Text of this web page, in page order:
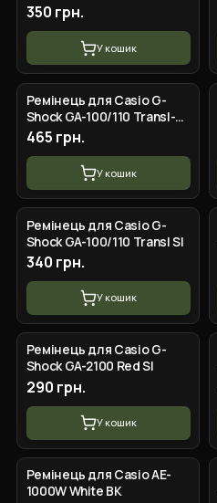
BK
350 грн.
У кошик
Ремінець для Casio G-
Shock GA-100/110 Transl-
Red-Blue GD
465 грн.
У кошик
Ремінець для Casio G-
Shock GA-100/110 Transl SI
340 грн.
У кошик
Ремінець для Casio G-
Shock GA-2100 Red SI
290 грн.
У кошик
Ремінець для Casio AE-
1000W White BK